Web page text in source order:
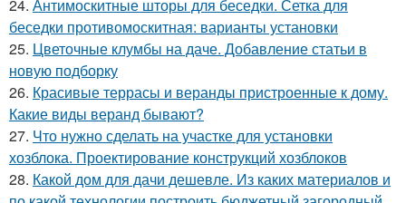
24. Антимоскитные шторы для беседки. Сетка для
беседки противомоскитная: варианты установки
25. Цветочные клумбы на даче. Добавление статьи в
новую подборку
26. Красивые террасы и веранды пристроенные к дому.
Какие виды веранд бывают?
27. Что нужно сделать на участке для установки
хозблока. Проектирование конструкций хозблоков
28. Какой дом для дачи дешевле. Из каких материалов и